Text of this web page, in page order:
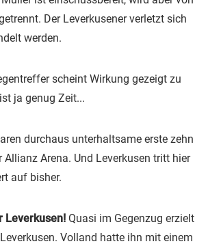
Der Leverkusener verletzt sich
werden.
scheint Wirkung gezeigt zu
ja genug Zeit...
durchaus unterhaltsame erste zehn
Allianz Arena. Und Leverkusen tritt hier
auf bisher.
Leverkusen! Quasi im Gegenzug erzielt
Volland hatte ihn mit einem